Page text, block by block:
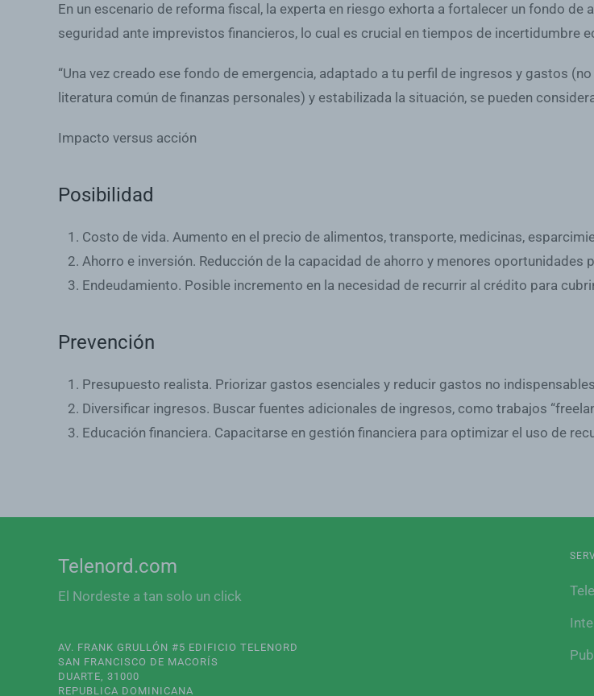
En un escenario de reforma fiscal, la experta en riesgo exhorta a fortalecer un fondo
seguridad ante imprevistos financieros, lo cual es crucial en tiempos de incertidumbre
“Una vez creado ese fondo de emergencia, adaptado a tu perfil de ingresos y gastos
literatura común de finanzas personales) y estabilizada la situación, se pueden
Impacto versus acción
Posibilidad
Costo de vida. Aumento en el precio de alimentos, transporte, medicinas,
Ahorro e inversión. Reducción de la capacidad de ahorro y menores oportunidades
Endeudamiento. Posible incremento en la necesidad de recurrir al crédito para
Prevención
Presupuesto realista. Priorizar gastos esenciales y reducir gastos no
Diversificar ingresos. Buscar fuentes adicionales de ingresos, como trabajos
Educación financiera. Capacitarse en gestión financiera para optimizar el uso de
Telenord.com
El Nordeste a tan solo un click
AV. FRANK GRULLÓN #5 EDIFICIO TELENORD
SAN FRANCISCO DE MACORÍS
DUARTE, 31000
REPUBLICA DOMINICANA